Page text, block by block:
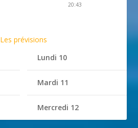
20:43
Les prévisions
Lundi 10
Mardi 11
Mercredi 12